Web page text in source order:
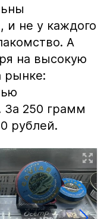
и не у каждого
А
на высокую
рынке:
За 250 грамм
рублей.